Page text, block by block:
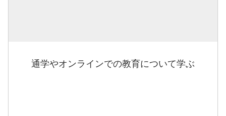
通学やオンラインでの教育について学ぶ